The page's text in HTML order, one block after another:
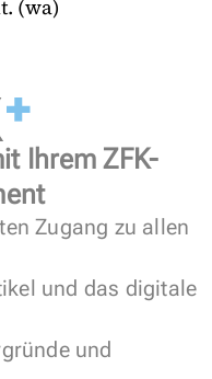
(wa)
Ihrem ZFK-
Zugang zu allen
und das digitale
und